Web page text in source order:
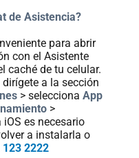
de Asistencia?
para abrir
con el Asistente
caché de tu celular.
a la sección
> selecciona App
>
iOS es necesario
a instalarla o
123 2222